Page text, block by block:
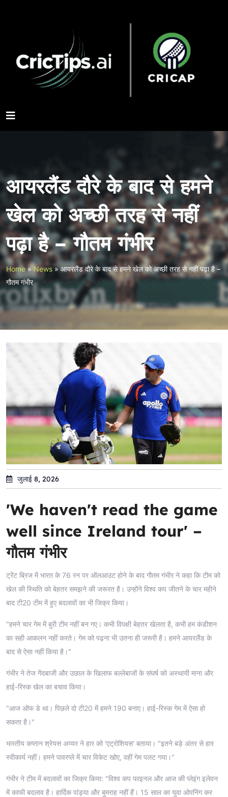
आयरलैंड दौरे के बाद से हमने
खेल को अच्छी तरह से नहीं
पढ़ा है – गौतम गंभीर
Home»News»आयरलैंड दौरे के बाद से हमने खेल को अच्छी तरह से नहीं पढ़ा है –
गौतम गंभीर
जुलाई 8, 2026
'We haven't read the game
well since Ireland tour' –
गौतम गंभीर
ट्रेंट ब्रिज में भारत के 76 रन पर ऑलआउट होने के बाद गौतम गंभीर ने कहा कि टीम को
खेल की स्थिति को बेहतर समझने की जरूरत है। उन्होंने विश्व कप जीतने के चार महीने
बाद टी20 टीम में हुए बदलावों का भी जिक्र किया।
"हमने चार गेम में बुरी टीम नहीं बन गए। कभी विपक्षी बेहतर खेलता है, कभी हम कंडीशन
का सही आकलन नहीं करते। गेम को पढ़ना भी उतना ही जरूरी है। हमने आयरलैंड के
बाद से ऐसा नहीं किया है।"
गंभीर ने तेज गेंदबाजी और उछाल के खिलाफ बल्लेबाजों के संघर्ष को अस्थायी माना और
हाई-रिस्क खेल का बचाव किया।
"आज ऑफ डे था। पिछले दो टी20 में हमने 190 बनाए। हाई-रिस्क गेम में ऐसा हो
सकता है।"
भारतीय कप्तान श्रेयस अय्यर ने हार को 'एट्रोशियस' बताया। "इतने बड़े अंतर से हार
स्वीकार्य नहीं। हमने पावरप्ले में चार विकेट खोए, वहीं गेम पलट गया।"
गंभीर ने टीम में बदलावों का जिक्र किया: "विश्व कप फाइनल और आज की प्लेइंग इलेवन
में काफी बदलाव है। हार्दिक पांड्या और बुमराह नहीं हैं। 15 साल का युवा ओपनिंग कर